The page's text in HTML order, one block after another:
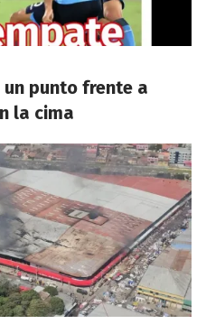
punto frente a
la cima